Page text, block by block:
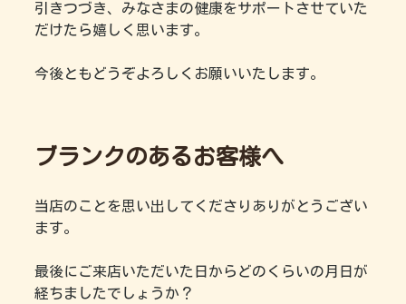
引きつづき、みなさまの健康をサポートさせていた
だけたら嬉しく思います。
今後ともどうぞよろしくお願いいたします。
ブランクのあるお客様へ
当店のことを思い出してくださりありがとうござい
ます。
最後にご来店いただいた日からどのくらいの月日が
経ちましたでしょうか？